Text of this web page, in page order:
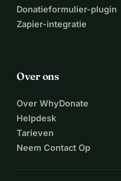
Donatieformulier-plugin
Zapier-integratie
Over ons
Over WhyDonate
Helpdesk
Tarieven
Neem Contact Op